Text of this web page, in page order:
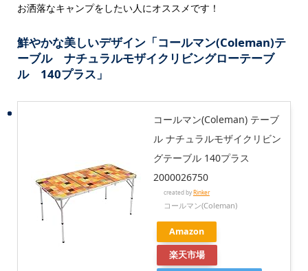
お洒落なキャンプをしたい人にオススメです！
鮮やかな美しいデザイン「コールマン(Coleman)テ
ーブル ナチュラルモザイクリビングローテーブ
ル 140プラス」
コールマン(Coleman) テーブ
ル ナチュラルモザイクリビン
グテーブル 140プラス
2000026750
created byRinker
コールマン(Coleman)
Amazon
楽天市場